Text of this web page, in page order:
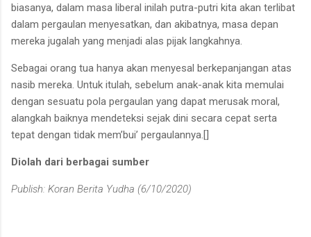
biasanya, dalam masa liberal inilah putra-putri kita akan terlibat
dalam pergaulan menyesatkan, dan akibatnya, masa depan
mereka jugalah yang menjadi alas pijak langkahnya.
Sebagai orang tua hanya akan menyesal berkepanjangan atas
nasib mereka. Untuk itulah, sebelum anak-anak kita memulai
dengan sesuatu pola pergaulan yang dapat merusak moral,
alangkah baiknya mendeteksi sejak dini secara cepat serta
tepat dengan tidak mem’bui’ pergaulannya.[]
Diolah dari berbagai sumber
Publish: Koran Berita Yudha (6/10/2020)